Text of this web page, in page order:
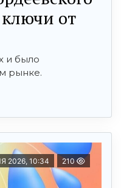
от
и было
рынке.
2026, 10:34 210